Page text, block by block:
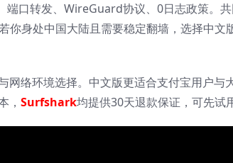
端口转发、WireGuard协议、0日志政策。
你身处中国大陆且需要稳定翻墙，选择中文
网络环境选择。中文版更适合支付宝用户与
， Surfshark均提供30天退款保证，可先试